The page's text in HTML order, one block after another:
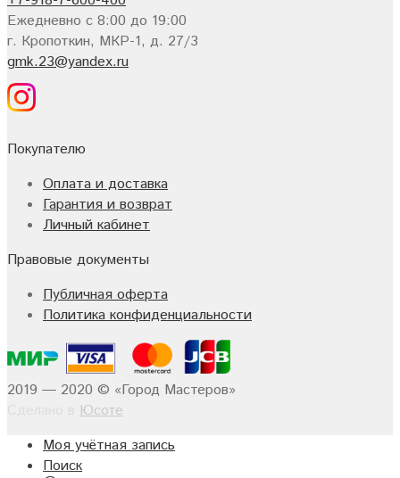
Ежедневно с 8:00 до 19:00
г. Кропоткин, МКР-1, д. 27/3
gmk.23@yandex.ru
Покупателю
Оплата и доставка
Гарантия и возврат
Личный кабинет
Правовые документы
Публичная оферта
Политика конфиденциальности
2019 — 2020 © «Город Мастеров»
Юсоте
Моя учётная запись
Поиск